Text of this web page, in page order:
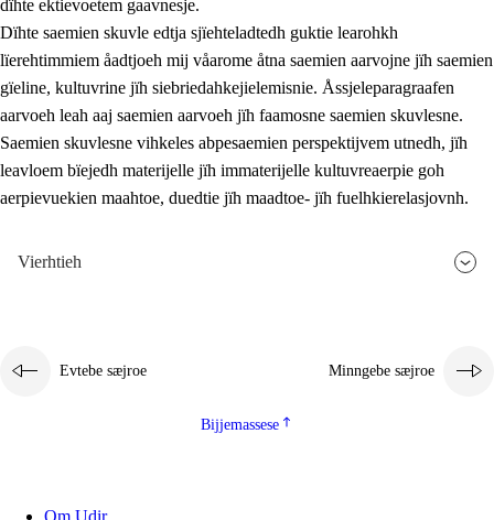
dïhte ektievoetem gaavnesje.
Dïhte saemien skuvle edtja sjïehteladtedh guktie learohkh
lïerehtimmiem åadtjoeh mij våarome åtna saemien aarvojne jïh saemien
gïeline, kultuvrine jïh siebriedahkejielemisnie. Åssjeleparagraafen
aarvoeh leah aaj saemien aarvoeh jïh faamosne saemien skuvlesne.
Saemien skuvlesne vihkeles abpesaemien perspektijvem utnedh, jïh
leavloem bïejedh materijelle jïh immaterijelle kultuvreaerpie goh
aerpievuekien maahtoe, duedtie jïh maadtoe- jïh fuelhkierelasjovnh.
Vierhtieh
Evtebe sæjroe Minngebe sæjroe
Bijjemassese